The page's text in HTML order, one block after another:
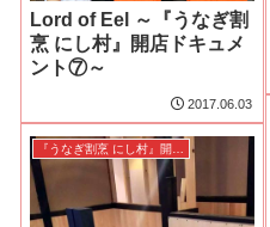
Lord of Eel ～『うなぎ割
烹 にし村』開店ドキュメ
ント⑦～
2017.06.03